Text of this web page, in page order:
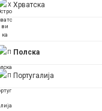
Хрватска
Полска
Португалија